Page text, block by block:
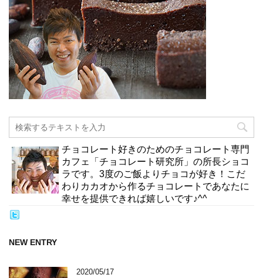
チョコレート好きのためのチョコレート専門
カフェ「チョコレート研究所」の所長ショコ
ラです。3度のご飯よりチョコが好き！こだ
わりカカオから作るチョコレートであなたに
幸せを提供できれば嬉しいです♪^^
NEW ENTRY
2020/05/17